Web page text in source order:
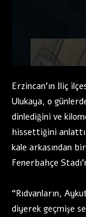
Erzincan’ın İliç
Ulukaya, o
dinlediğini ve
hissettiğini
kale arkasından
Fenerbahçe
“Rıdvanların,
diyerek geçmişe